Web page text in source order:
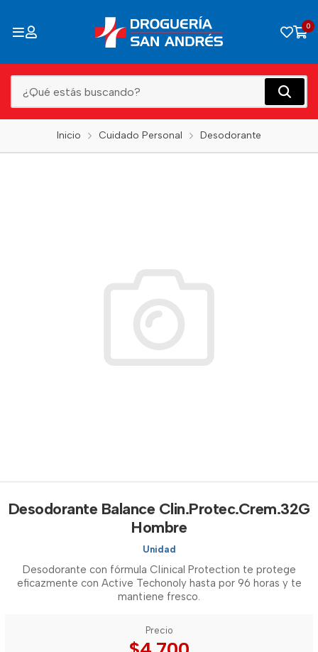
0
Inicio Cuidado Personal Desodorante
Desodorante Balance Clin.Protec.Crem.32G
Hombre
Unidad
Desodorante con fórmula Clinical Protection te protege
eficazmente con Active Techonoly hasta por 96 horas y te
mantiene fresco.
Precio